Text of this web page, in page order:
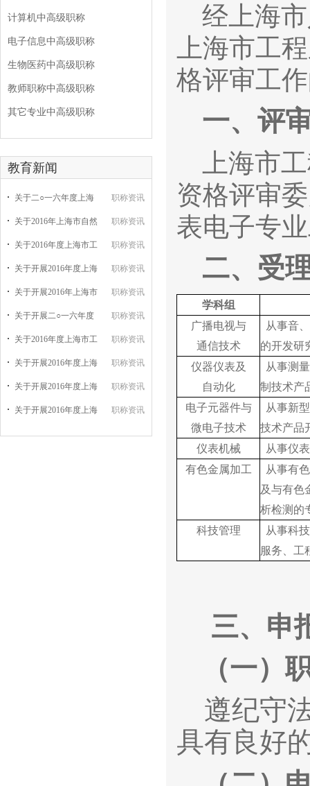
计算机中高级职称
电子信息中高级职称
生物医药中高级职称
教师职称中高级职称
其它专业中高级职称
教育新闻
关于二○一六年度上海 职称资讯
关于2016年上海市自然 职称资讯
关于2016年度上海市工 职称资讯
关于开展2016年度上海 职称资讯
关于开展2016年上海市 职称资讯
关于开展二○一六年度 职称资讯
关于2016年度上海市工 职称资讯
关于开展2016年度上海 职称资讯
关于开展2016年度上海 职称资讯
关于开展2016年度上海 职称资讯
经上海
上海市工
格评审工
一、评
上海市
资格评审
表电子专
二、 受
学科组
广播电视与
通信技术
从事音
的开发研
仪器仪表及
自动化
从事测
制技术产
电子元器件与
微电子技术
从事新
技术产品
仪表机械
从事仪
有色金属加工
从事有
及与有色
析检测的
科技管理
从事科
服务、工
三、申
（一）
遵纪守
具有良好